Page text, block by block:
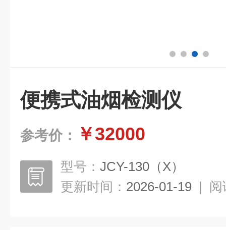
便携式油烟检测仪
参考价： ￥32000
型号： JCY-130（X）
更新时间： 2026-01-19 | 阅